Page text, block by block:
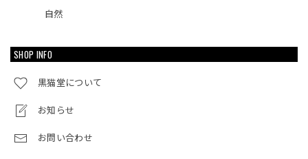
自然
SHOP INFO
黒猫堂について
お知らせ
お問い合わせ